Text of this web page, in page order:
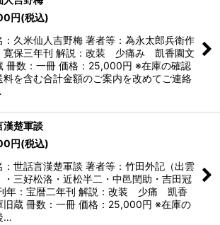
円(税込)
：久米仙人吉野梅 著者等：為永太郎兵衛作
寛保三年刊 解説：改装 少痛み 凱香園文
冊数：一冊 価格：25,000円 ※在庫の確認
料を含む合計金額のご案内を改めてご連絡
漢楚軍談
円(税込)
：世話言漢楚軍談 著者等：竹田外記（出雲
・三好松洛・近松半二・中邑閏助・吉田冠
年：宝暦二年刊 解説：改装 少痛 凱香
旧蔵 冊数：一冊 価格：25,000円 ※在庫の
…